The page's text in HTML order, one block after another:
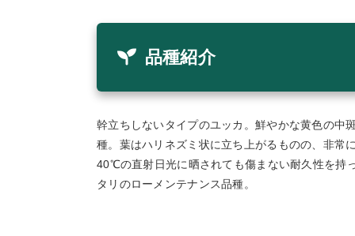
品種紹介
幹立ちしないタイプのユッカ。鮮やかな黄色の中
種。葉はハリネズミ状に立ち上がるものの、非常
40℃の直射日光に晒されても傷まない耐久性を持
タリのローメンテナンス品種。